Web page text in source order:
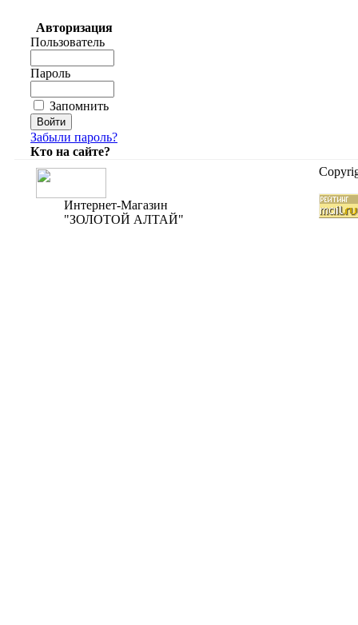
Авторизация
Пользователь
Пароль
Запомнить
Забыли пароль?
Кто на сайте?
Интернет-Магазин
"ЗОЛОТОЙ АЛТАЙ"